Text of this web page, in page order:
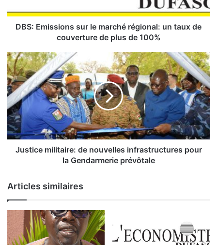
s
s
s
u
r
l
e
m
a
r
é
g
i
o
n
a
DBS: Emissions sur le marché régional: un taux de
couverture de plus de 100%
J
u
s
t
i
c
e
m
i
i
r
e
d
e
Justice militaire: de nouvelles infrastructures pour
la Gendarmerie prévôtale
Articles similaires